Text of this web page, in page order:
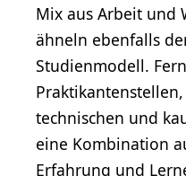
Mix aus Arbeit und
ähneln ebenfalls
Studienmodell.
technischen und
eine Kombination
Erfahrung und